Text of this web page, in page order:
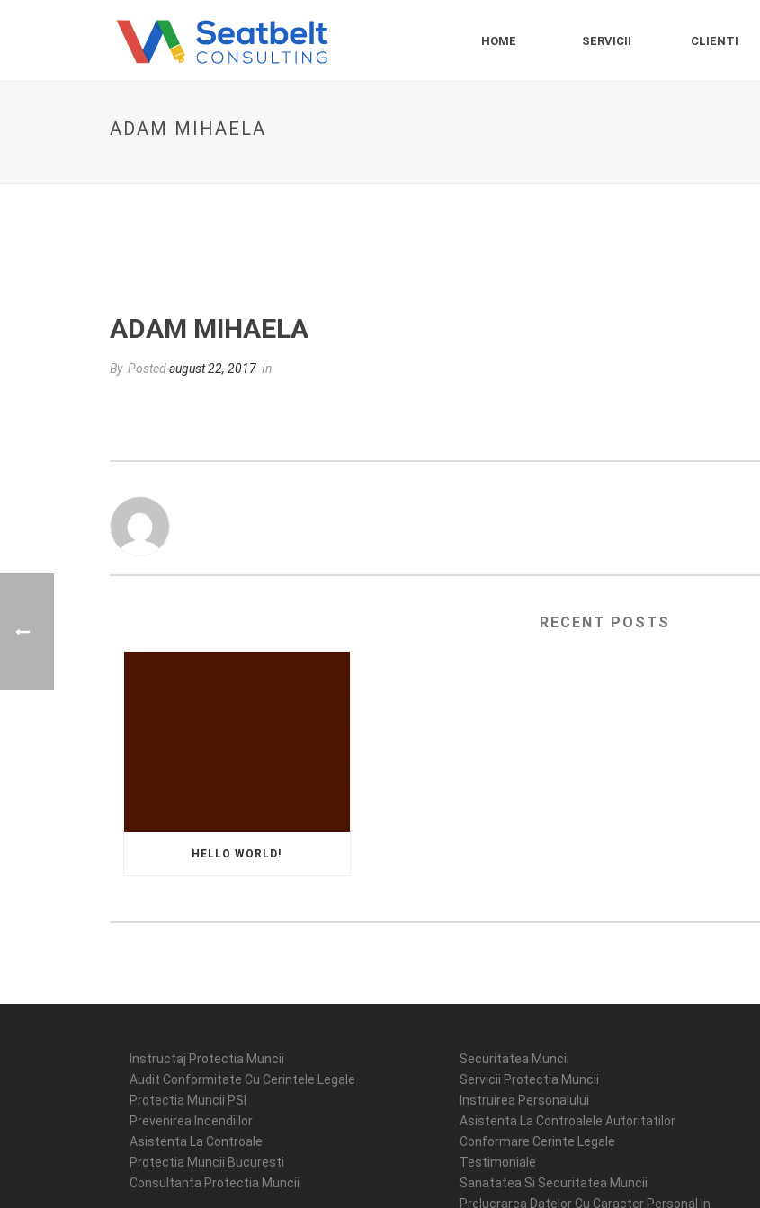
HOME SERVICII CLIENTI
ADAM MIHAELA
ADAM MIHAELA
By Postedaugust 22, 2017 In
RECENT POSTS
HELLO WORLD!
Instructaj Protectia Muncii
Audit Conformitate Cu Cerintele Legale
Protectia Muncii PSI
Prevenirea Incendiilor
Asistenta La Controale
Protectia Muncii Bucuresti
Consultanta Protectia Muncii
Securitatea Muncii
Servicii Protectia Muncii
Instruirea Personalului
Asistenta La Controalele Autoritatilor
Conformare Cerinte Legale
Testimoniale
Sanatatea Si Securitatea Muncii
Prelucrarea Datelor Cu Caracter Personal In